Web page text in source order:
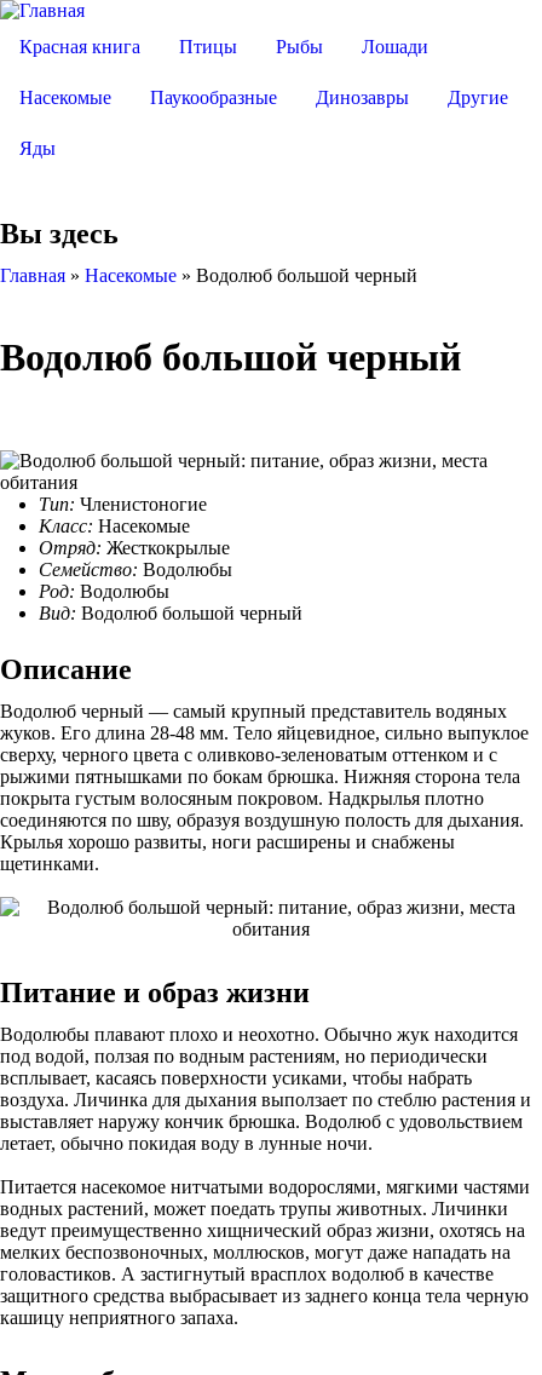
Красная книга Птицы Рыбы Лошади
Насекомые Паукообразные Динозавры Другие
Яды
Вы здесь
Главная » Насекомые » Водолюб большой черный
Водолюб большой черный
Тип: Членистоногие
Класс: Насекомые
Отряд: Жесткокрылые
Семейство: Водолюбы
Род: Водолюбы
Вид: Водолюб большой черный
Описание
Водолюб черный — самый крупный представитель водяных
жуков. Его длина 28-48 мм. Тело яйцевидное, сильно выпуклое
сверху, черного цвета с оливково-зеленоватым оттенком и с
рыжими пятнышками по бокам брюшка. Нижняя сторона тела
покрыта густым волосяным покровом. Надкрылья плотно
соединяются по шву, образуя воздушную полость для дыхания.
Крылья хорошо развиты, ноги расширены и снабжены
щетинками.
Питание и образ жизни
Водолюбы плавают плохо и неохотно. Обычно жук находится
под водой, ползая по водным растениям, но периодически
всплывает, касаясь поверхности усиками, чтобы набрать
воздуха. Личинка для дыхания выползает по стеблю растения и
выставляет наружу кончик брюшка. Водолюб с удовольствием
летает, обычно покидая воду в лунные ночи.
Питается насекомое нитчатыми водорослями, мягкими частями
водных растений, может поедать трупы животных. Личинки
ведут преимущественно хищнический образ жизни, охотясь на
мелких беспозвоночных, моллюсков, могут даже нападать на
головастиков. А застигнутый врасплох водолюб в качестве
защитного средства выбрасывает из заднего конца тела черную
кашицу неприятного запаха.